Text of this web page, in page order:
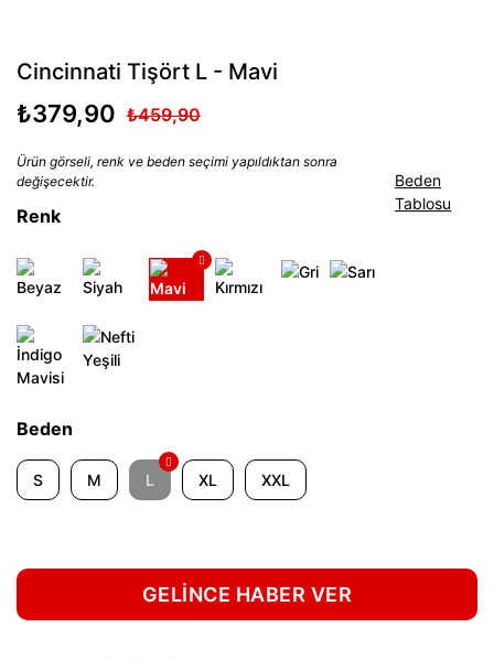
Cincinnati Tişört L - Mavi
₺379,90 ₺459,90
Ürün görseli, renk ve beden seçimi yapıldıktan sonra
değişecektir.
Renk
Beden
S M L XL XXL
Beden
Tablosu
GELİNCE HABER VER